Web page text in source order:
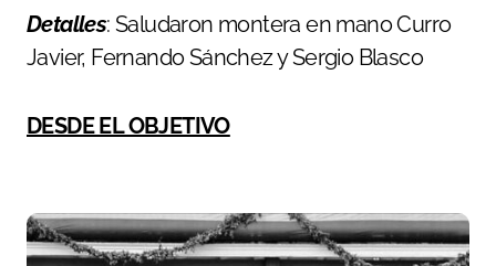
Detalles: Saludaron montera en mano Curro
Javier, Fernando Sánchez y Sergio Blasco
DESDE EL OBJETIVO